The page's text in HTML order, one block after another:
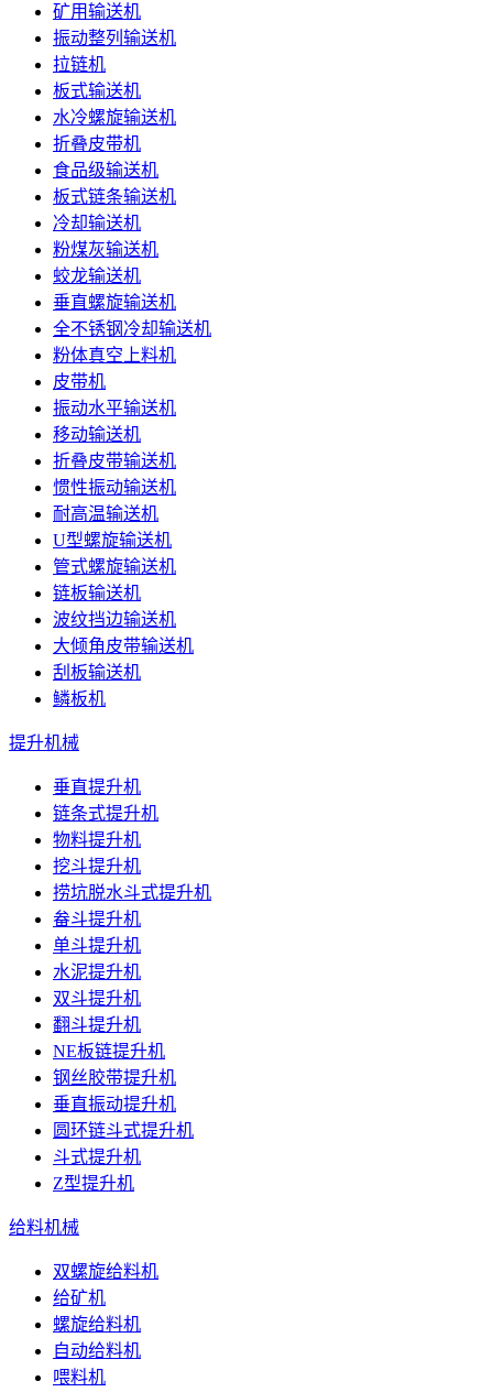
矿用输送机
振动整列输送机
拉链机
板式输送机
水冷螺旋输送机
折叠皮带机
食品级输送机
板式链条输送机
冷却输送机
粉煤灰输送机
蛟龙输送机
垂直螺旋输送机
全不锈钢冷却输送机
粉体真空上料机
皮带机
振动水平输送机
移动输送机
折叠皮带输送机
惯性振动输送机
耐高温输送机
U型螺旋输送机
管式螺旋输送机
链板输送机
波纹挡边输送机
大倾角皮带输送机
刮板输送机
鳞板机
提升机械
垂直提升机
链条式提升机
物料提升机
挖斗提升机
捞坑脱水斗式提升机
畚斗提升机
单斗提升机
水泥提升机
双斗提升机
翻斗提升机
NE板链提升机
钢丝胶带提升机
垂直振动提升机
圆环链斗式提升机
斗式提升机
Z型提升机
给料机械
双螺旋给料机
给矿机
螺旋给料机
自动给料机
喂料机